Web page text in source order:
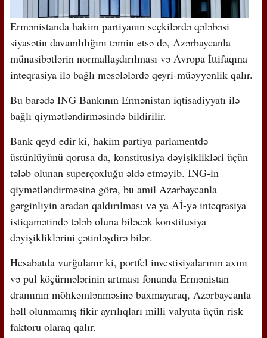
Ermənistanda hakim partiyanın seçkilərdə qələbəsi
siyasətin davamlılığını təmin etsə də, Azərbaycanla
münasibətlərin normallaşdırılması və Avropa İttifaqına
inteqrasiya ilə bağlı məsələlərdə qeyri-müəyyənlik qalır.
Bu barədə ING Bankının Ermənistan iqtisadiyyatı ilə
bağlı qiymətləndirməsində bildirilir.
Bank qeyd edir ki, hakim partiya parlamentdə
üstünlüyünü qorusa da, konstitusiya dəyişiklikləri üçün
tələb olunan superçoxluğu əldə etməyib. ING-in
qiymətləndirməsinə görə, bu amil Azərbaycanla
gərginliyin aradan qaldırılması və ya Aİ-yə inteqrasiya
istiqamətində tələb oluna biləcək konstitusiya
dəyişikliklərini çətinləşdirə bilər.
Hesabatda vurğulanır ki, portfel investisiyalarının axını
və pul köçürmələrinin artması fonunda Ermənistan
dramının möhkəmlənməsinə baxmayaraq, Azərbaycanla
həll olunmamış fikir ayrılıqları milli valyuta üçün risk
faktoru olaraq qalır.